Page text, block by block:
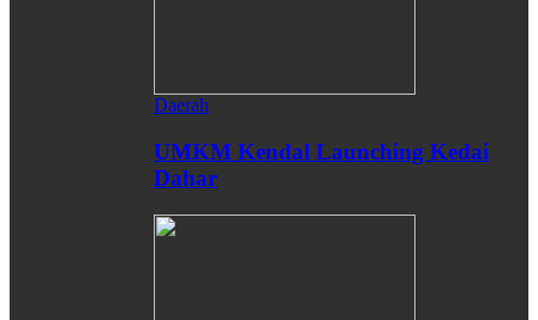
Daerah
UMKM Kendal Launching Kedai
Dahar